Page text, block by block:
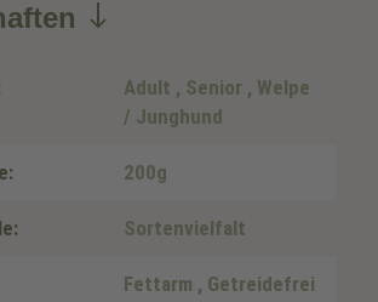
Adult , Senior , Welpe
/ Junghund
200g
Sortenvielfalt
Fettarm , Getreidefrei